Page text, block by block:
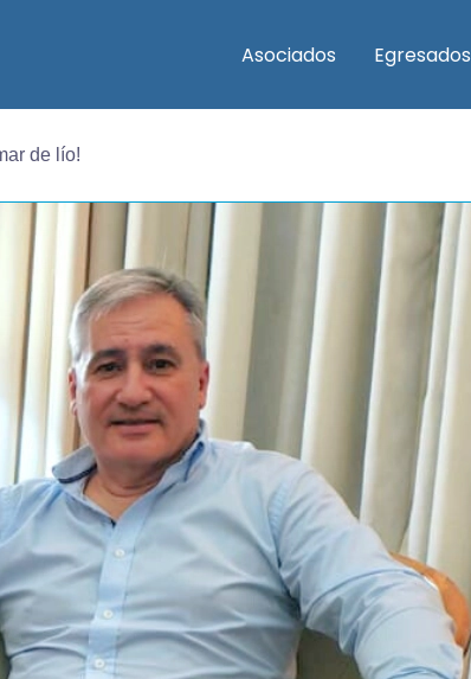
Asociados Egresados
de lío!